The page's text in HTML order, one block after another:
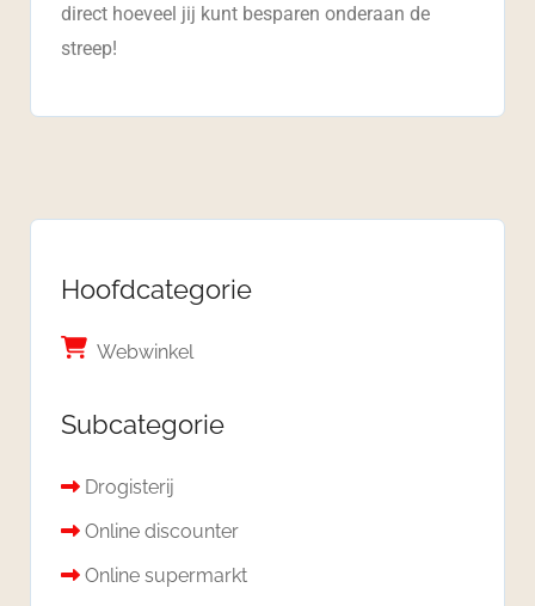
direct hoeveel jij kunt besparen onderaan de
streep!
Hoofdcategorie
Webwinkel
Subcategorie
Drogisterij
Online discounter
Online supermarkt